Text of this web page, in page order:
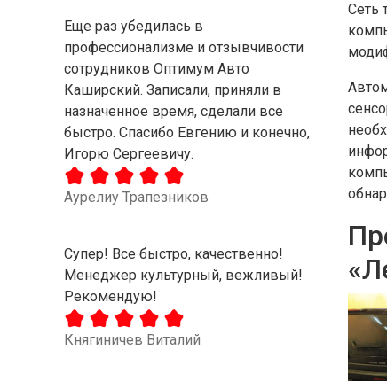
Еще раз убедилась в
профессионализме и отзывчивости
сотрудников Оптимум Авто
Каширский. Записали, приняли в
назначенное время, сделали все
быстро. Спасибо Евгению и конечно,
Игорю Сергеевичу.
Аурелиу Трапезников
Супер! Все быстро, качественно!
Менеджер культурный, вежливый!
Рекомендую!
Княгиничев Виталий
Сеть